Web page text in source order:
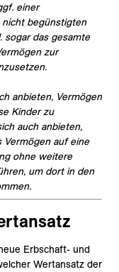
einer
begünstigten
sogar das gesamte
zur
anbieten, Vermögen
Kinder zu
auch anbieten,
auf eine
ohne weitere
um dort in den
Erbschaft- und
Wertansatz der